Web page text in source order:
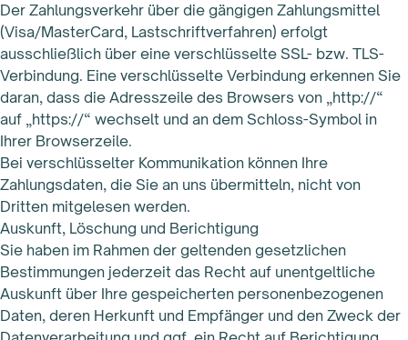
Der Zahlungsverkehr über die gängigen Zahlungsmittel
(Visa/MasterCard, Lastschriftverfahren) erfolgt
ausschließlich über eine verschlüsselte SSL- bzw. TLS-
Verbindung. Eine verschlüsselte Verbindung erkennen Sie
daran, dass die Adresszeile des Browsers von „http://“
auf „https://“ wechselt und an dem Schloss-Symbol in
Ihrer Browserzeile.
Bei verschlüsselter Kommunikation können Ihre
Zahlungsdaten, die Sie an uns übermitteln, nicht von
Dritten mitgelesen werden.
Auskunft, Löschung und Berichtigung
Sie haben im Rahmen der geltenden gesetzlichen
Bestimmungen jederzeit das Recht auf unentgeltliche
Auskunft über Ihre gespeicherten personenbezogenen
Daten, deren Herkunft und Empfänger und den Zweck der